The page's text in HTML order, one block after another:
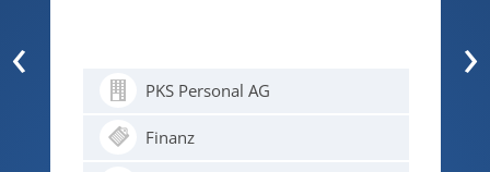
PKS Personal AG
Finanz
‹ ›